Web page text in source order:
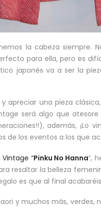
la cabeza siempre.
para ella, pero es
japonés va a ser la
apreciar una pieza
será algo que
además, ¡Lo
de los eventos a los que
Vintage “Pinku No Hanna”,
resaltar la belleza
es que al final acabaréis
y muchos más, verdes,